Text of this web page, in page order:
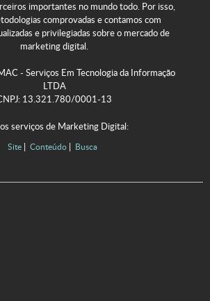
importantes no mundo todo. Por isso,
comprovadas e contamos com
e privilegiadas sobre o mercado de
marketing digital.
- Serviços Em Tecnologia da Informação
LTDA
13.321.780/0001-13
serviços de Marketing Digital:
Site Conteúdo Busca